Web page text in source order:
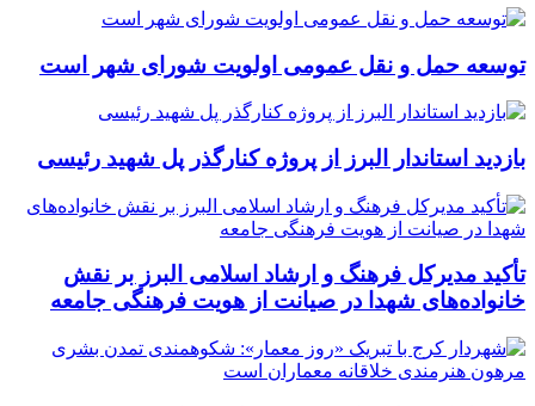
توسعه حمل و نقل عمومی اولویت شورای شهر است
بازدید استاندار البرز از پروژه کنارگذر پل شهید رئیسی
تأکید مدیرکل فرهنگ و ارشاد اسلامی البرز بر نقش
خانواده‌های شهدا در صیانت از هویت فرهنگی جامعه